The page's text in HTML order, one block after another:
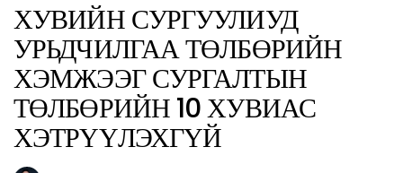
ХУВИЙН СУРГУУЛИУД
УРЬДЧИЛГАА ТӨЛБӨРИЙН
ХЭМЖЭЭГ СУРГАЛТЫН
ТӨЛБӨРИЙН 10 ХУВИАС
ХЭТРҮҮЛЭХГҮЙ